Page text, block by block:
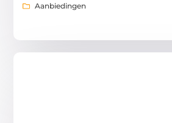
Aanbiedingen